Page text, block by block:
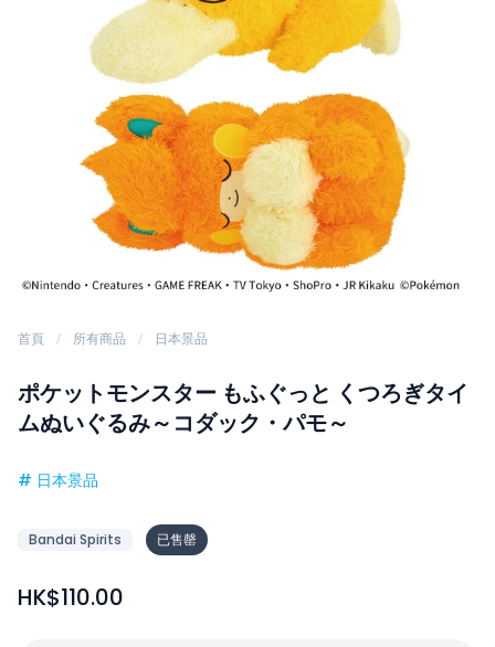
首頁 所有商品 日本景品
ポケットモンスター もふぐっと くつろぎタイ
ムぬいぐるみ～コダック・パモ～
# 日本景品
Bandai Spirits 已售罄
HK$110.00